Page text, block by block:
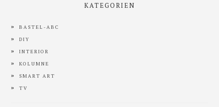
KATEGORIEN
BASTEL-ABC
DIY
INTERIOR
KOLUMNE
SMART ART
TV